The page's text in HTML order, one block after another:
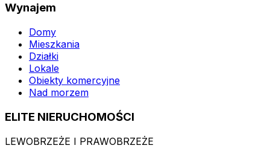
Wynajem
Domy
Mieszkania
Działki
Lokale
Obiekty komercyjne
Nad morzem
ELITE NIERUCHOMOŚCI
LEWOBRZEŻE I PRAWOBRZEŻE